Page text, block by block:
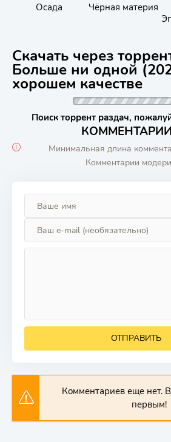
Осада Чёрная материя
Скачать через
Больше ни одной
хорошем качестве
Поиск торрент раздач,
Минимальная длина
Комментарии
ОТПРАВИТЬ
Комментариев еще нет.
первым!